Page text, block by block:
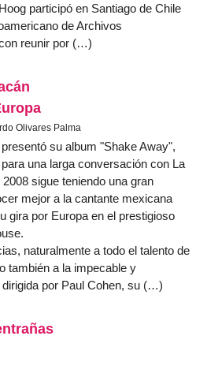
participó en Santiago de Chile
de Archivos
reunir por (…)
Olivares Palma
su album "Shake Away",
una larga conversación con La
sigue teniendo una gran
mejor a la cantante mexicana
gira por Europa en el prestigioso
naturalmente a todo el talento de
también a la impecable y
por Paul Cohen, su (…)